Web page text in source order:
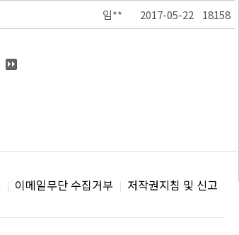
임** 2017-05-22 18158
이메일무단 수집거부 저작권지침 및 신고